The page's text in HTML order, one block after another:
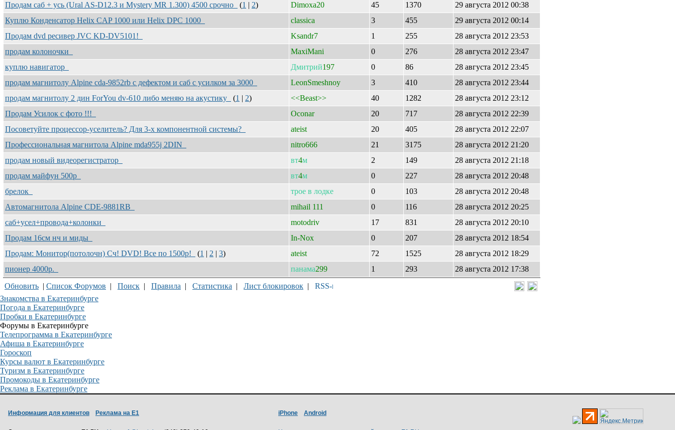
Продам саб + усь (Ural AS-D12.3 и Mystery MR 1.300) 4500 срочно
(1 | 2) Dimoxa20 45 1370
29 августа 2012 00:38
Куплю Конденсатор Helix CAP 1000 или Helix DPC 1000
classica 3 455
29 августа 2012 00:14
Продам dvd ресивер JVC KD-DV5101!
Ksandr7 1 255
28 августа 2012 23:53
продам колоночки
MaxiMani 0 276
28 августа 2012 23:47
куплю навигатор
Дмитрий197 0 86
28 августа 2012 23:45
продам магнитолу Alpine cda-9852rb c дефектом и саб с усилком за 3000
LeonSmeshnoy 3 410
28 августа 2012 23:44
продам магнитолу 2 дин ForYou dv-610 либо меняю на акустику
(1 | 2) <<Beast>> 40 1282
28 августа 2012 23:12
Продам Усилок с фото !!!
Oconar 20 717
28 августа 2012 22:39
Посоветуйте процессор-уселитель? Для 3-х компонентной системы?
ateist 20 405
28 августа 2012 22:07
Профессиональная магнитола Alpine mda955j 2DIN
nitro666 21 3175
28 августа 2012 21:20
продам новый видеорегистратор
вт4м 2 149
28 августа 2012 21:18
продам майфун 500р
вт4м 0 227
28 августа 2012 20:48
брелок
трое в лодке 0 103
28 августа 2012 20:48
Автомагнитола Alpine CDE-9881RB
mihail 111 0 116
28 августа 2012 20:25
саб+усел+провода+колонки
motodriv 17 831
28 августа 2012 20:10
Продам 16см нч и миды
In-Nox 0 207
28 августа 2012 18:54
Продам: Монитор(потолочн) Сч! DVD! Все по 1500р!
(1 | 2 | 3) ateist 72 1525
28 августа 2012 18:29
пионер 4000р.
панама299 1 293
28 августа 2012 17:38
Обновить | Список Форумов | Поиск | Правила | Статистика | Лист блокировок |
Знакомства в Екатеринбурге
Погода в Екатеринбурге
Пробки в Екатеринбурге
Форумы в Екатеринбурге
Телепрограмма в Екатеринбурге
Афиша в Екатеринбурге
Гороскоп
Курсы валют в Екатеринбурге
Туризм в Екатеринбурге
Промокоды в Екатеринбурге
Реклама в Екатеринбурге
Информация для клиентов Реклама на Е1 iPhone Android